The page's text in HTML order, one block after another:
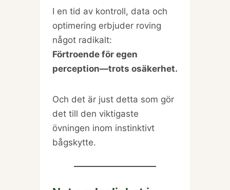
I en tid av kontroll, data och
optimering erbjuder roving
något radikalt:
Förtroende för egen
perception—trots osäkerhet.
Och det är just detta som gör
det till den viktigaste
övningen inom instinktivt
bågskytte.